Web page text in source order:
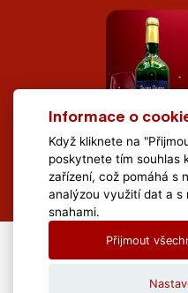
All Rights Reserved Muzeum
Informace o
Když kliknete na
poskytnete tím souhlas
zařízení, což pomáhá s
analýzou využití dat a s
snahami.
Přijmout